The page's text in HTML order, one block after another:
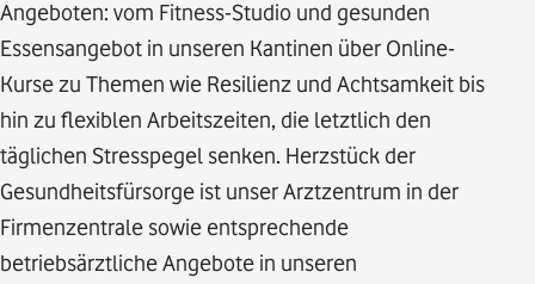
Angeboten: vom Fitness-Studio und gesunden
Essensangebot in unseren Kantinen über Online-
Kurse zu Themen wie Resilienz und Achtsamkeit bis
hin zu flexiblen Arbeitszeiten, die letztlich den
täglichen Stresspegel senken. Herzstück der
Gesundheitsfürsorge ist unser Arztzentrum in der
Firmenzentrale sowie entsprechende
betriebsärztliche Angebote in unseren